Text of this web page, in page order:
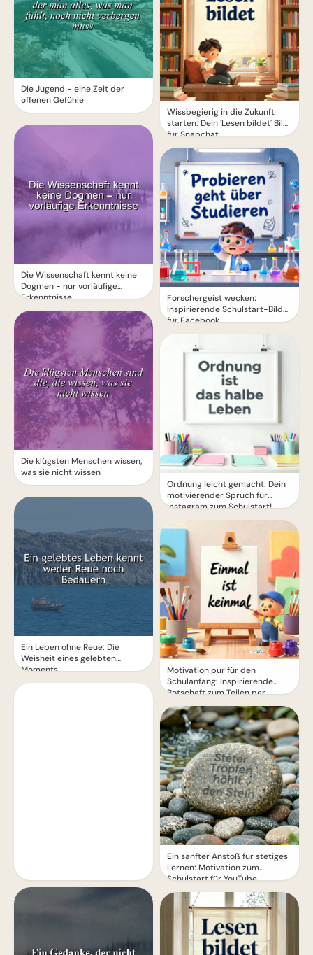
Die Jugend - eine Zeit der
offenen Gefühle
Die Wissenschaft kennt keine
Dogmen - nur vorläufige
Erkenntnisse
Die klügsten Menschen wissen,
was sie nicht wissen
Ein Leben ohne Reue: Die
Weisheit eines gelebten
Moments
Wissbegierig in die Zukunft
starten: Dein 'Lesen bildet' Bild
für Snapchat
Forschergeist wecken:
Inspirierende Schulstart-Bilder
für Facebook
Ordnung leicht gemacht: Dein
motivierender Spruch für
Instagram zum Schulstart!
Motivation pur für den
Schulanfang: Inspirierende
Botschaft zum Teilen per
WhatsApp!
Ein sanfter Anstoß für stetiges
Lernen: Motivation zum
Schulstart für YouTube.